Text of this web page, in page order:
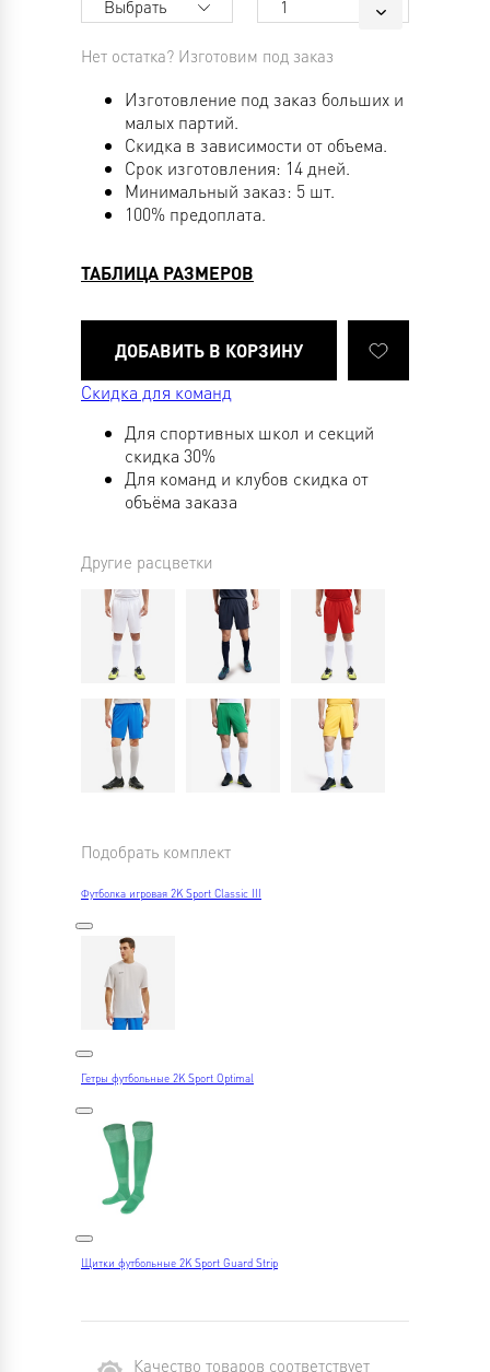
Выбрать 1
Нет остатка? Изготовим под заказ
Изготовление под заказ больших и
малых партий.
Скидка в зависимости от объема.
Срок изготовления: 14 дней.
Минимальный заказ: 5 шт.
100% предоплата.
ТАБЛИЦА РАЗМЕРОВ
Скидка для команд
Для спортивных школ и секций
скидка 30%
Для команд и клубов скидка от
объёма заказа
Другие расцветки
Подобрать комплект
Футболка игровая 2K Sport Classic III
Гетры футбольные 2K Sport Optimal
Щитки футбольные 2K Sport Guard Strip
Качество товаров соответствует